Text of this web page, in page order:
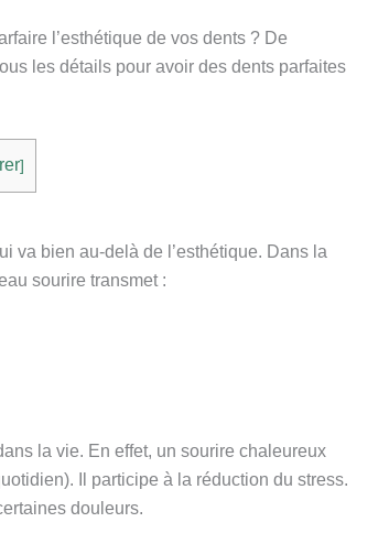
l’esthétique de vos dents ? De
les détails pour avoir des dents parfaites
]
va bien au-delà de l’esthétique. Dans la
sourire transmet :
la vie. En effet, un sourire chaleureux
Il participe à la réduction du stress.
douleurs.